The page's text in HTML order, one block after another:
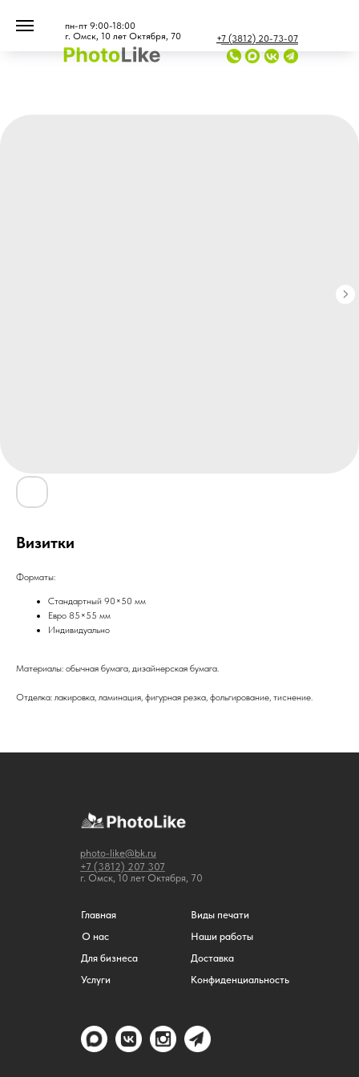
пн-пт 9:00-18:00
г. Омск, 10 лет Октября, 70
+7 (3812) 20-73-07
Визитки
Форматы:
Стандартный 90×50 мм
Евро 85×55 мм
Индивидуально
Материалы: обычная бумага, дизайнерская бумага.
Отделка: лакировка, ламинация, фигурная резка, фольгирование, тиснение.
Главная
О нас
Для бизнеса
Услуги
Виды печати
Наши работы
Доставка
Конфиденциальность
г. Омск, 10 лет Октября, 70
photo-like@bk.ru
+7 (3812) 207 307